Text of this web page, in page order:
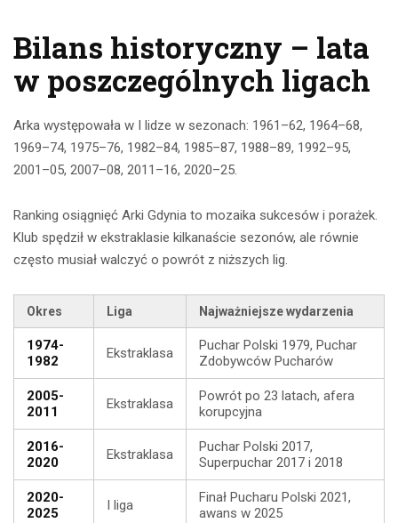
Bilans historyczny – lata
w poszczególnych ligach
Arka występowała w I lidze w sezonach: 1961–62, 1964–68,
1969–74, 1975–76, 1982–84, 1985–87, 1988–89, 1992–95,
2001–05, 2007–08, 2011–16, 2020–25.
Ranking osiągnięć Arki Gdynia to mozaika sukcesów i porażek.
Klub spędził w ekstraklasie kilkanaście sezonów, ale równie
często musiał walczyć o powrót z niższych lig.
Okres Liga Najważniejsze wydarzenia
1974-
1982
Ekstraklasa
Puchar Polski 1979, Puchar
Zdobywców Pucharów
2005-
2011
Ekstraklasa
Powrót po 23 latach, afera
korupcyjna
2016-
2020
Ekstraklasa
Puchar Polski 2017,
Superpuchar 2017 i 2018
2020-
2025
I liga
Finał Pucharu Polski 2021,
awans w 2025